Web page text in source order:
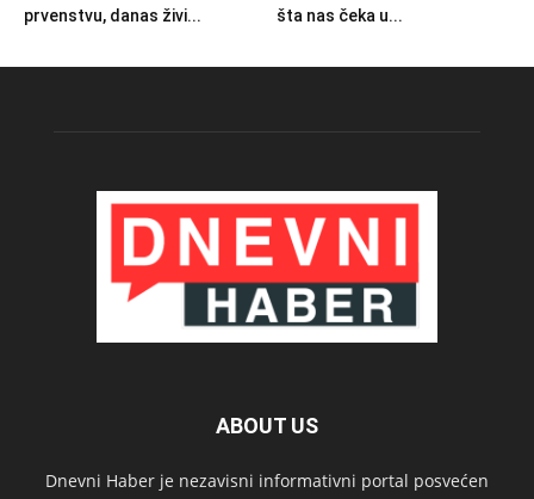
prvenstvu, danas živi...
šta nas čeka u...
ABOUT US
Dnevni Haber je nezavisni informativni portal posvećen